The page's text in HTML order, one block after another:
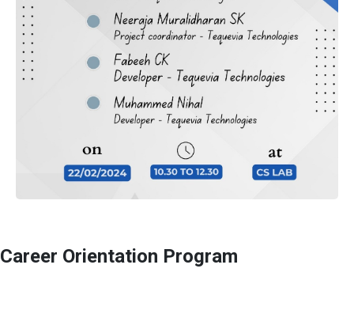
Career Orientation Program